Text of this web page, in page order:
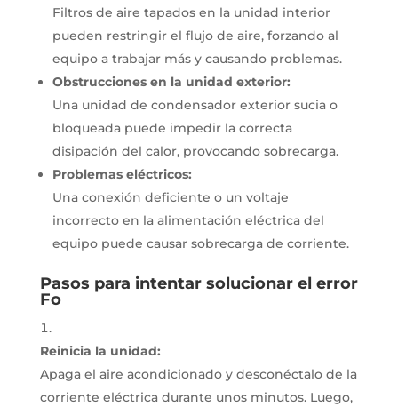
Filtros de aire tapados en la unidad interior
pueden restringir el flujo de aire, forzando al
equipo a trabajar más y causando problemas.
Obstrucciones en la unidad exterior:
Una unidad de condensador exterior sucia o
bloqueada puede impedir la correcta
disipación del calor, provocando sobrecarga.
Problemas eléctricos:
Una conexión deficiente o un voltaje
incorrecto en la alimentación eléctrica del
equipo puede causar sobrecarga de corriente.
Pasos para intentar solucionar el error
Fo
Reinicia la unidad:
Apaga el aire acondicionado y desconéctalo de la
corriente eléctrica durante unos minutos. Luego,